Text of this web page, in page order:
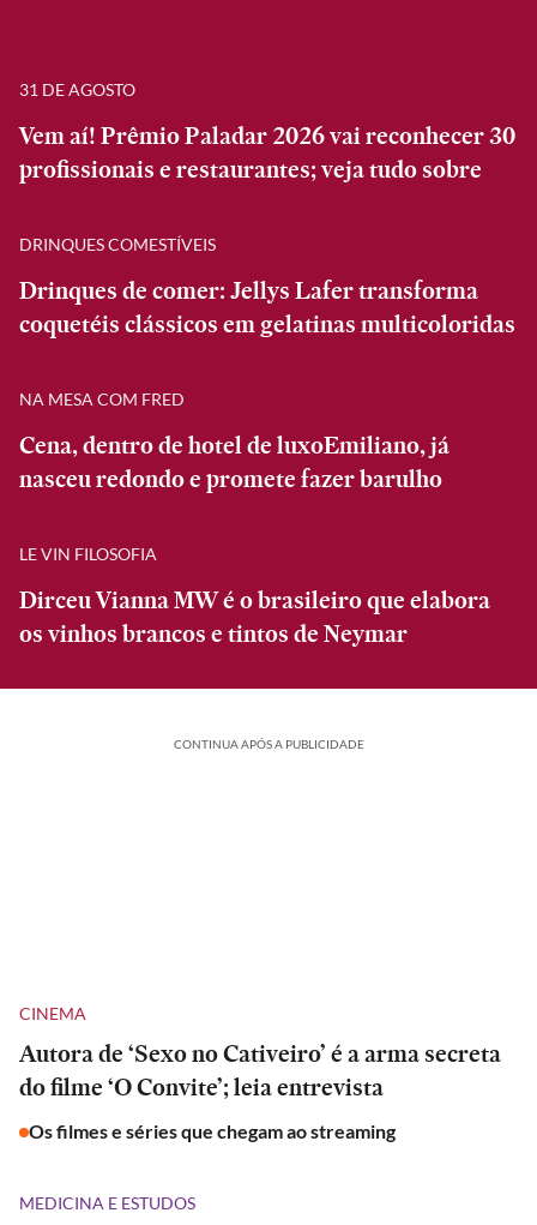
31 DE AGOSTO
Vem aí! Prêmio Paladar 2026 vai reconhecer 30
profissionais e restaurantes; veja tudo sobre
DRINQUES COMESTÍVEIS
Drinques de comer: Jellys Lafer transforma
coquetéis clássicos em gelatinas multicoloridas
NA MESA COM FRED
Cena, dentro de hotel de luxoEmiliano, já
nasceu redondo e promete fazer barulho
LE VIN FILOSOFIA
Dirceu Vianna MW é o brasileiro que elabora
os vinhos brancos e tintos de Neymar
CONTINUA APÓS A PUBLICIDADE
CINEMA
Autora de ‘Sexo no Cativeiro’ é a arma secreta
do filme ‘O Convite’; leia entrevista
Os filmes e séries que chegam ao streaming
MEDICINA E ESTUDOS